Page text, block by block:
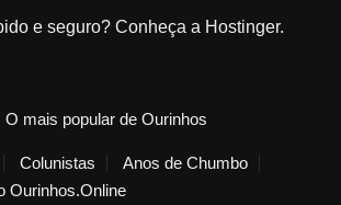
e seguro? Conheça a Hostinger.
mais popular de Ourinhos
Colunistas
Anos de Chumbo
Ourinhos.Online